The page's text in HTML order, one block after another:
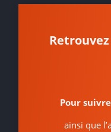
Pour
ainsi que